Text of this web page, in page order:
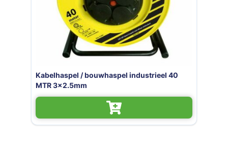
Kabelhaspel / bouwhaspel industrieel 40
MTR 3x2.5mm